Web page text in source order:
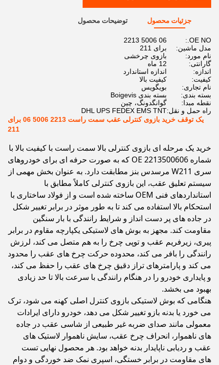
جزئیات محصول توضیحات محصول
OE NO.:
06 5006 2213
مدل ماشین:
برای 211
نام مورد:
بازوی چرخشی
گارانتی:
12 ماه
اندازه:
اندازه استاندارد
کیفیت:
کیفیت بالا
نام تجاری:
بویگویس
بسته بندی:
بسته بندی Boigevis
نقطه مبدا:
گوانگدونگ، چین
راه حمل و نقل:DHL UPS FEDEX EMS TNT
یک توقف خرید بازوی کنترلی عقب سمت راست 2213 5006 06 برای
211
خرید یک مرحله ای بازوی کنترلی بالا سمت راست با کیفیت بالا با
شماره OE 2213500606 که به صورت حرفه ای برای خودروهای
سری W211 مرسدس بنز مطابقت دارد. به عنوان بخش مهمی از
سیستم تعلیق عقب، این بازوی کنترلی کاملاً مطابق با
استانداردهای فنی OEM ساخته شده است و از فولاد ساختاری با
استحکام بالا استفاده می کند تا به طور موثر در برابر تغییر شکل
در جاده های پر دست انداز و شرایط رانندگی با بار سنگین
مقاومت کند. مجهز به بوش های لاستیکی یکپارچه مقاوم در برابر
پیری، زیرفریم عقب و توپی چرخ را به هم متصل می کند، لرزش
رانندگی را بافر می کند، محدوده حرکت چرخ های عقب را محدود
می کند و پارامترهای تراز دقیق چرخ های عقب را حفظ می کند،
و پایداری خودرو را در هنگام رانندگی با سرعت بالا تا حد زیادی
بهبود می بخشد.
هنگامی که بوش لاستیکی بازوی کنترل اصلی کهنه می شود، ترک
می خورد یا بدنه بازو تغییر شکل می دهد، خودرو دارای ایرادات
معمولی مانند صدای ضربه غیر طبیعی از شاسی عقب در جاده
های ناهموار، انحراف چرخ عقب، سایش ناهموار لاستیک های
عقب و ردیابی ناپایدار بدنه خواهد بود. هر محصول نهایی تست
های مقاومت در برابر خستگی، اسپری نمک ضد خوردگی و دوام